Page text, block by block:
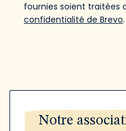
fournies soient traitées
confidentialité de Brevo.
Notre